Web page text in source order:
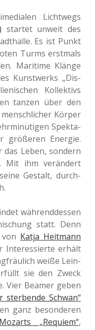
Licht­wegs
star­tet unweit des
Es ist Punkt
Turms erst­mals
Mari­ti­me Klänge
Kunst­werks „Dis­
Kol­lek­tivs
tanzen über den
Körper
Spek­ta­
grö­ße­ren Ener­gie.
Leben, son­dern
Mit ihm ver­än­dert
Gestalt, durch­
wäh­rend­des­sen
statt. Denn
Katja Heit­mann
Inter­es­sier­te erhält
weiße Lein­
sie den Zweck
Vier Beamer geben
ster­ben­de Schwan“
ganz beson­de­ren
Mozarts „Requi­em“,